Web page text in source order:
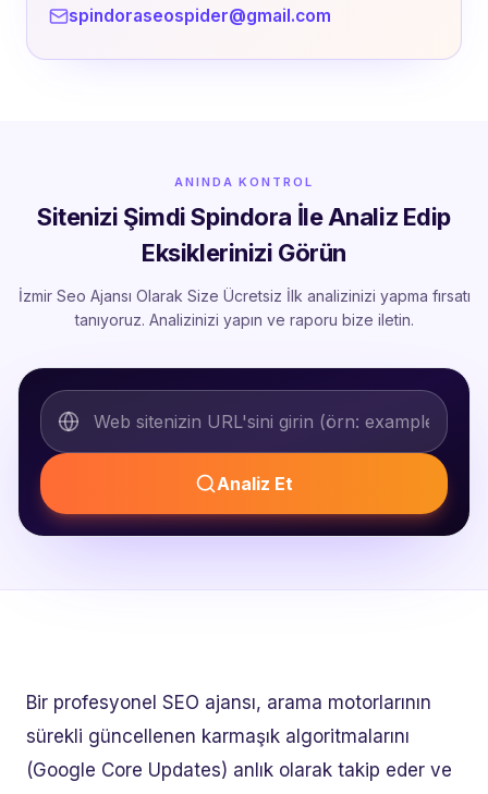
spindoraseospider@gmail.com
ANINDA KONTROL
Sitenizi Şimdi Spindora İle Analiz Edip
Eksiklerinizi Görün
İzmir Seo Ajansı Olarak Size Ücretsiz İlk analizinizi yapma fırsatı
tanıyoruz. Analizinizi yapın ve raporu bize iletin.
Analiz Et
Bir profesyonel SEO ajansı, arama motorlarının
sürekli güncellenen karmaşık algoritmalarını
(Google Core Updates) anlık olarak takip eder ve